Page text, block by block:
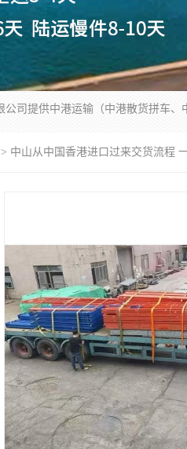
> 中山从中国香港进口过来交货流程